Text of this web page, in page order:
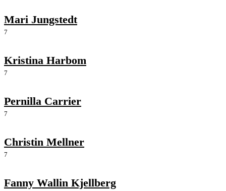
Mari Jungstedt
7
Kristina Harbom
7
Pernilla Carrier
7
Christin Mellner
7
Fanny Wallin Kjellberg